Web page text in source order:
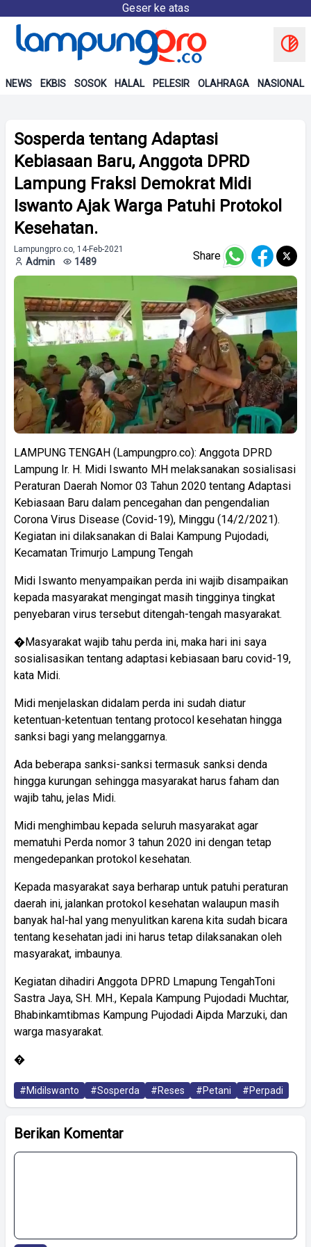
Geser ke atas
NEWS EKBIS SOSOK HALAL PELESIR OLAHRAGA NASIONAL
Sosperda tentang Adaptasi
Kebiasaan Baru, Anggota DPRD
Lampung Fraksi Demokrat Midi
Iswanto Ajak Warga Patuhi Protokol
Kesehatan.
Lampungpro.co, 14-Feb-2021
Admin 1489 Share
LAMPUNG TENGAH (Lampungpro.co): Anggota DPRD
Lampung Ir. H. Midi Iswanto MH melaksanakan sosialisasi
Peraturan Daerah Nomor 03 Tahun 2020 tentang Adaptasi
Kebiasaan Baru dalam pencegahan dan pengendalian
Corona Virus Disease (Covid-19), Minggu (14/2/2021).
Kegiatan ini dilaksanakan di Balai Kampung Pujodadi,
Kecamatan Trimurjo Lampung Tengah
Midi Iswanto menyampaikan perda ini wajib disampaikan
kepada masyarakat mengingat masih tingginya tingkat
penyebaran virus tersebut ditengah-tengah masyarakat.
�Masyarakat wajib tahu perda ini, maka hari ini saya
sosialisasikan tentang adaptasi kebiasaan baru covid-19,
kata Midi.
Midi menjelaskan didalam perda ini sudah diatur
ketentuan-ketentuan tentang protocol kesehatan hingga
sanksi bagi yang melanggarnya.
Ada beberapa sanksi-sanksi termasuk sanksi denda
hingga kurungan sehingga masyarakat harus faham dan
wajib tahu, jelas Midi.
Midi menghimbau kepada seluruh masyarakat agar
mematuhi Perda nomor 3 tahun 2020 ini dengan tetap
mengedepankan protokol kesehatan.
Kepada masyarakat saya berharap untuk patuhi peraturan
daerah ini, jalankan protokol kesehatan walaupun masih
banyak hal-hal yang menyulitkan karena kita sudah bicara
tentang kesehatan jadi ini harus tetap dilaksanakan oleh
masyarakat, imbaunya.
Kegiatan dihadiri Anggota DPRD Lmapung TengahToni
Sastra Jaya, SH. MH., Kepala Kampung Pujodadi Muchtar,
Bhabinkamtibmas Kampung Pujodadi Aipda Marzuki, dan
warga masyarakat.
�
#MidiIswanto #Sosperda #Reses #Petani #Perpadi
Berikan Komentar